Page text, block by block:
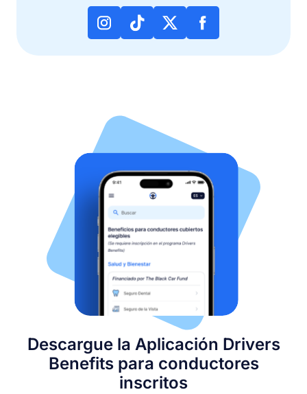
Descargue la Aplicación Drivers
Benefits para conductores
inscritos